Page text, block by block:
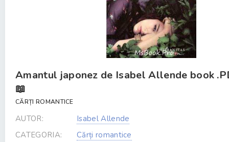
Amantul japonez de Isabel Allende book
📖
CĂRȚI ROMANTICE
AUTOR:
Isabel Allende
CATEGORIA:
Cărți romantice